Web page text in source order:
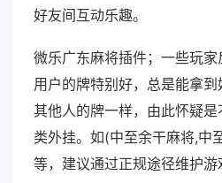
好友间互动乐趣。
微乐广东麻将插件；一些玩
用户的牌特别好，总是能拿
其他人的牌一样，由此怀疑
类外挂。如(中至余干麻将,中
等，建议通过正规途径维护游